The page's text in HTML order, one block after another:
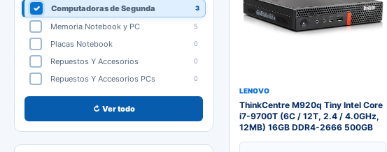
Computadoras de Segunda 3
Memoria Notebook y PC 5
Placas Notebook 0
Repuestos Y Accesorios 0
Repuestos Y Accesorios PCs 0
↻ Ver todo
LENOVO
ThinkCentre M920q Tiny Intel Core
i7-9700T (6C / 12T, 2.4 / 4.0GHz,
12MB) 16GB DDR4-2666 500GB
Integrated Intel UHD Graphics 630